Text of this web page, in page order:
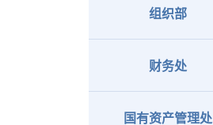
组织部
财务处
国有资产管理处